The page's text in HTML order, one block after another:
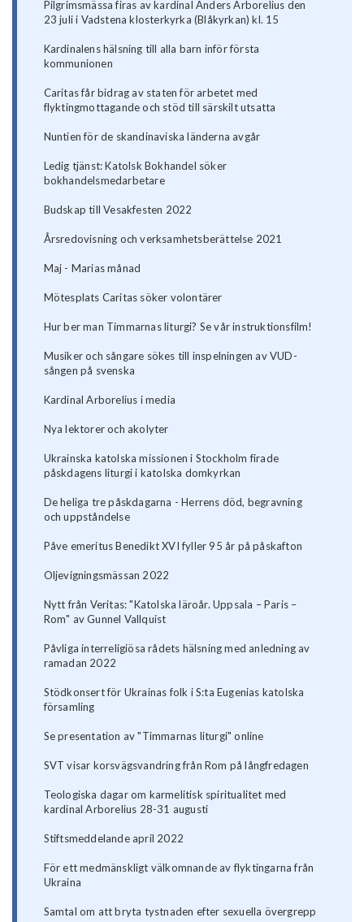
Pilgrimsmässa firas av kardinal Anders Arborelius den
23 juli i Vadstena klosterkyrka (Blåkyrkan) kl. 15
Kardinalens hälsning till alla barn inför första
kommunionen
Caritas får bidrag av staten för arbetet med
flyktingmottagande och stöd till särskilt utsatta
Nuntien för de skandinaviska länderna avgår
Ledig tjänst: Katolsk Bokhandel söker
bokhandelsmedarbetare
Budskap till Vesakfesten 2022
Årsredovisning och verksamhetsberättelse 2021
Maj - Marias månad
Mötesplats Caritas söker volontärer
Hur ber man Timmarnas liturgi? Se vår instruktionsfilm!
Musiker och sångare sökes till inspelningen av VUD-
sången på svenska
Kardinal Arborelius i media
Nya lektorer och akolyter
Ukrainska katolska missionen i Stockholm firade
påskdagens liturgi i katolska domkyrkan
De heliga tre påskdagarna - Herrens död, begravning
och uppståndelse
Påve emeritus Benedikt XVI fyller 95 år på påskafton
Oljevigningsmässan 2022
Nytt från Veritas: "Katolska läroår. Uppsala – Paris –
Rom" av Gunnel Vallquist
Påvliga interreligiösa rådets hälsning med anledning av
ramadan 2022
Stödkonsert för Ukrainas folk i S:ta Eugenias katolska
församling
Se presentation av "Timmarnas liturgi" online
SVT visar korsvägsvandring från Rom på långfredagen
Teologiska dagar om karmelitisk spiritualitet med
kardinal Arborelius 28-31 augusti
Stiftsmeddelande april 2022
För ett medmänskligt välkomnande av flyktingarna från
Ukraina
Samtal om att bryta tystnaden efter sexuella övergrepp